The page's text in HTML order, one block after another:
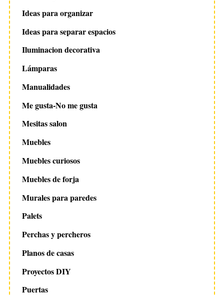
Ideas para organizar
Ideas para separar espacios
Iluminacion decorativa
Lámparas
Manualidades
Me gusta-No me gusta
Mesitas salon
Muebles
Muebles curiosos
Muebles de forja
Murales para paredes
Palets
Perchas y percheros
Planos de casas
Proyectos DIY
Puertas